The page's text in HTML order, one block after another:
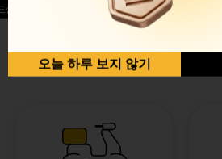
글윙
반반순살[레드+허니]
오늘 하루 보지 않기